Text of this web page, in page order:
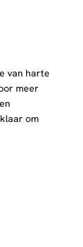
van harte
meer
om